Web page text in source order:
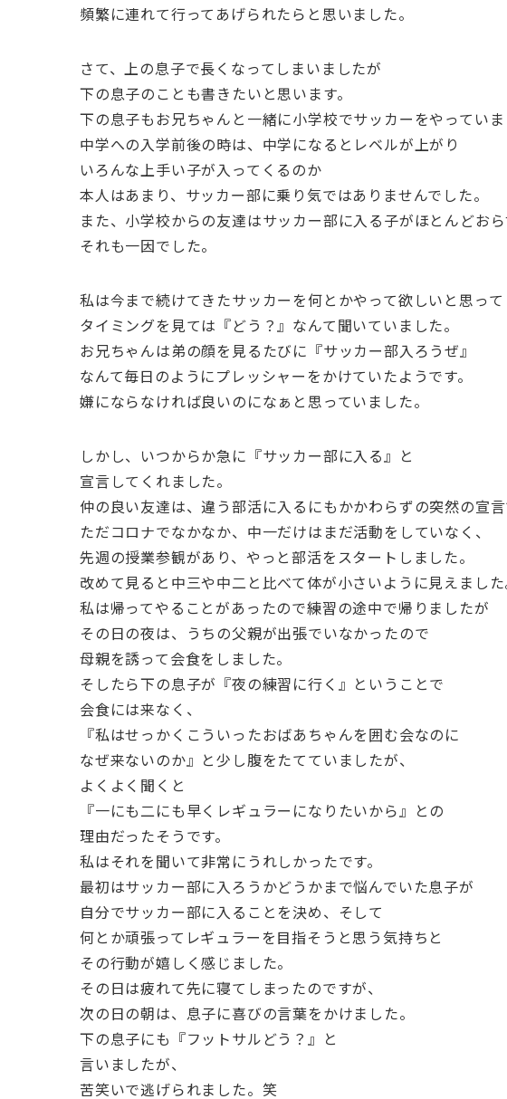
頻繁に連れて行ってあげられたらと思いました。
さて、上の息子で長くなってしまいましたが
下の息子のことも書きたいと思います。
下の息子もお兄ちゃんと一緒に小学校でサッカーをやっていま
中学への入学前後の時は、中学になるとレベルが上がり
いろんな上手い子が入ってくるのか
本人はあまり、サッカー部に乗り気ではありませんでした。
また、小学校からの友達はサッカー部に入る子がほとんどお
それも一因でした。
私は今まで続けてきたサッカーを何とかやって欲しいと思って
タイミングを見ては『どう？』なんて聞いていました。
お兄ちゃんは弟の顔を見るたびに『サッカー部入ろうぜ』
なんて毎日のようにプレッシャーをかけていたようです。
嫌にならなければ良いのになぁと思っていました。
しかし、いつからか急に『サッカー部に入る』と
宣言してくれました。
仲の良い友達は、違う部活に入るにもかかわらずの突然の宣言
ただコロナでなかなか、中一だけはまだ活動をしていなく、
先週の授業参観があり、やっと部活をスタートしました。
改めて見ると中三や中二と比べて体が小さいように見えました
私は帰ってやることがあったので練習の途中で帰りましたが
その日の夜は、うちの父親が出張でいなかったので
母親を誘って会食をしました。
そしたら下の息子が『夜の練習に行く』ということで
会食には来なく、
『私はせっかくこういったおばあちゃんを囲む会なのに
なぜ来ないのか』と少し腹をたてていましたが、
よくよく聞くと
『一にも二にも早くレギュラーになりたいから』との
理由だったそうです。
私はそれを聞いて非常にうれしかったです。
最初はサッカー部に入ろうかどうかまで悩んでいた息子が
自分でサッカー部に入ることを決め、そして
何とか頑張ってレギュラーを目指そうと思う気持ちと
その行動が嬉しく感じました。
その日は疲れて先に寝てしまったのですが、
次の日の朝は、息子に喜びの言葉をかけました。
下の息子にも『フットサルどう？』と
言いましたが、
苦笑いで逃げられました。笑